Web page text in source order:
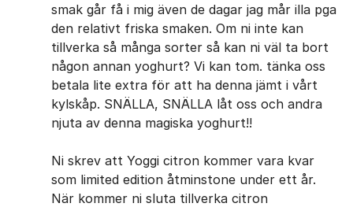
smak går få i mig även de dagar jag mår illa pga
den relativt friska smaken. Om ni inte kan
tillverka så många sorter så kan ni väl ta bort
någon annan yoghurt? Vi kan tom. tänka oss
betala lite extra för att ha denna jämt i vårt
kylskåp. SNÄLLA, SNÄLLA låt oss och andra
njuta av denna magiska yoghurt!!
Ni skrev att Yoggi citron kommer vara kvar
som limited edition åtminstone under ett år.
När kommer ni sluta tillverka citron